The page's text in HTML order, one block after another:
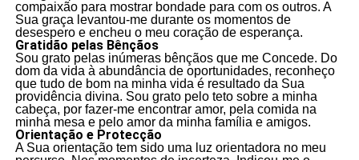
compaixão para mostrar bondade para com os outros. A
Sua graça levantou-me durante os momentos de
desespero e encheu o meu coração de esperança.
Gratidão pelas Bênçãos
Sou grato pelas inúmeras bênçãos que me Concede. Do
dom da vida à abundância de oportunidades, reconheço
que tudo de bom na minha vida é resultado da Sua
providência divina. Sou grato pelo teto sobre a minha
cabeça, por fazer-me encontrar amor, pela comida na
minha mesa e pelo amor da minha família e amigos.
Orientação e Protecção
A Sua orientação tem sido uma luz orientadora no meu